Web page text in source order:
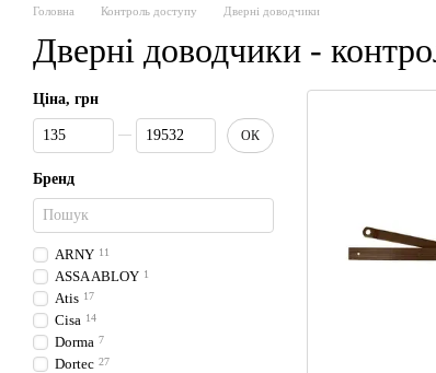
Головна Контроль доступу Дверні доводчики
Дверні доводчики -
Ціна, грн
Від Ціна, грн
До Ціна, грн
ОК
Бренд
ARNY 11
ASSA ABLOY 1
Atis 17
Cisa 14
Dorma 7
Dortec 27